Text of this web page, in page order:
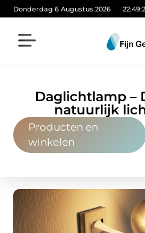
Donderdag 6 Augustus 2026
Daglichtlamp –
natuurlijk
Producten en
winkelen